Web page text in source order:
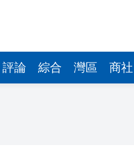
評論 綜合 灣區 商社